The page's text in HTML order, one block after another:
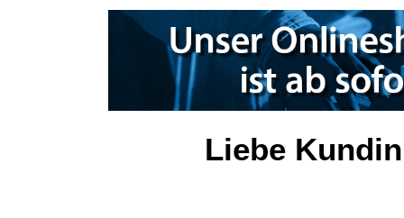
Liebe